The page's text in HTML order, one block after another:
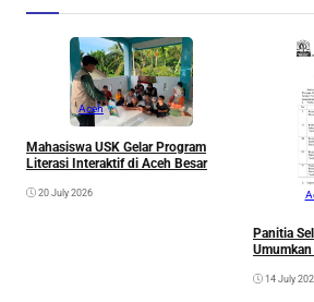
Aceh
Mahasiswa USK Gelar Program
Literasi Interaktif di Aceh Besar
20 July 2026
Panitia
14 July